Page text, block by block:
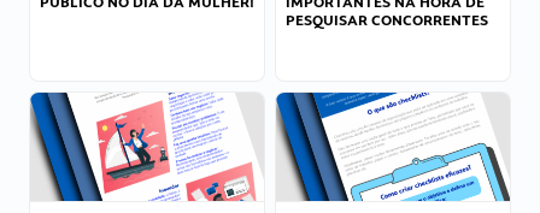
PESQUISAR CONCORRENTES